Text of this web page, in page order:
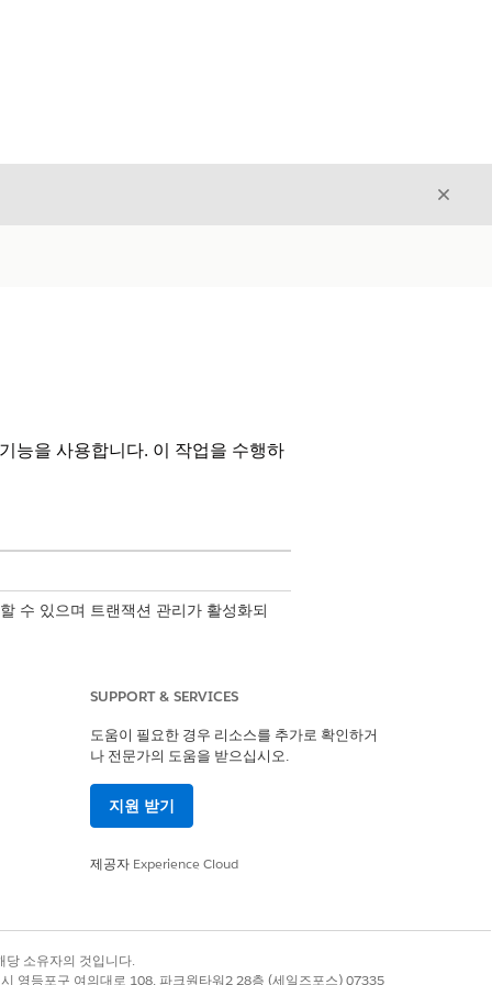
닫기
능을 사용합니다. 이 작업을 수행하
수 있으며 트랜잭션 관리가 활성화되
통해 데이터 무결성을 보장하기
, 수정된 갱신을 처리합니다.
SUPPORT & SERVICES
도움이 필요한 경우 리소스를 추가로 확인하거
나 전문가의 도움을 받으십시오.
지원 받기
제공자 Experience Cloud
소유자의 것입니다.
영등포구 여의대로 108, 파크원타워2 28층 (세일즈포스) 07335